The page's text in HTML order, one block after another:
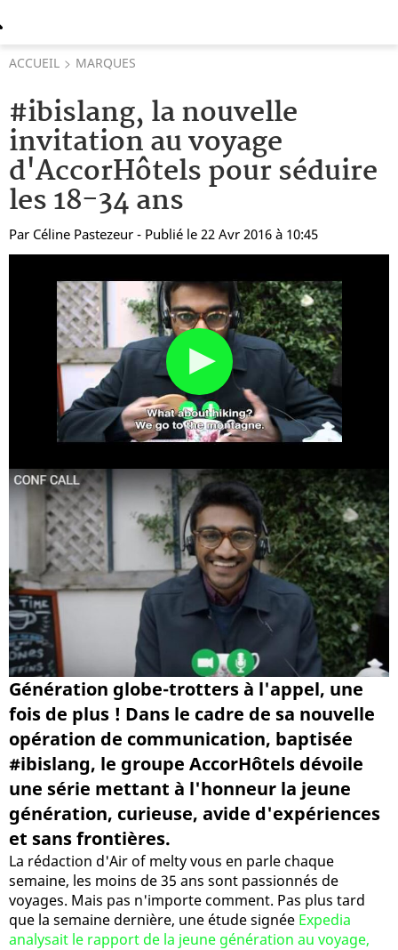
ACCUEIL MARQUES
#ibislang, la nouvelle
invitation au voyage
d'AccorHôtels pour séduire
les 18-34 ans
Par Céline Pastezeur - Publié le 22 Avr 2016 à 10:45
Génération globe-trotters à l'appel, une
fois de plus ! Dans le cadre de sa nouvelle
opération de communication, baptisée
#ibislang, le groupe AccorHôtels dévoile
une série mettant à l'honneur la jeune
génération, curieuse, avide d'expériences
et sans frontières.
La rédaction d'Air of melty vous en parle chaque
semaine, les moins de 35 ans sont passionnés de
voyages. Mais pas n'importe comment. Pas plus tard
que la semaine dernière, une étude signée Expedia
analysait le rapport de la jeune génération au voyage,